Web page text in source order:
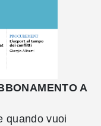
A
quando vuoi